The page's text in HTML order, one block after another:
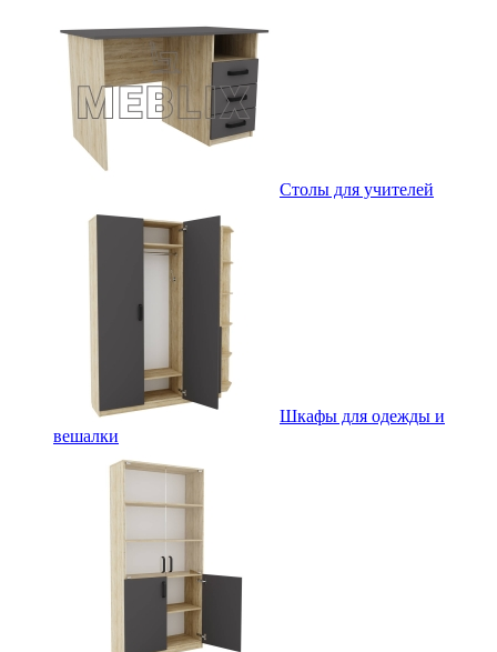
Столы для учителей
Шкафы для одежды и
вешалки